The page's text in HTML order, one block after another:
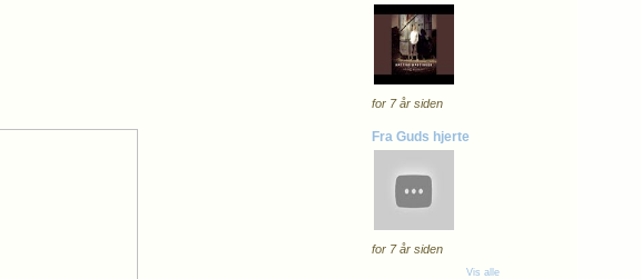
for 7 år siden
Fra Guds hjerte
for 7 år siden
Vis alle